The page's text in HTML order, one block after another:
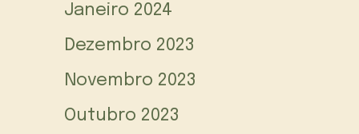
Janeiro 2024
Dezembro 2023
Novembro 2023
Outubro 2023